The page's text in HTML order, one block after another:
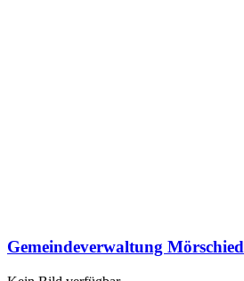
Gemeindeverwaltung Mörschied